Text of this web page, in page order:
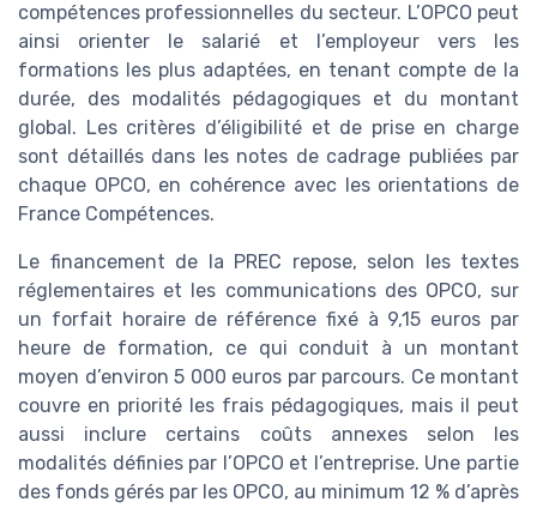
compétences professionnelles du secteur. L’OPCO peut
ainsi orienter le salarié et l’employeur vers les
formations les plus adaptées, en tenant compte de la
durée, des modalités pédagogiques et du montant
global. Les critères d’éligibilité et de prise en charge
sont détaillés dans les notes de cadrage publiées par
chaque OPCO, en cohérence avec les orientations de
France Compétences.
Le financement de la PREC repose, selon les textes
réglementaires et les communications des OPCO, sur
un forfait horaire de référence fixé à 9,15 euros par
heure de formation, ce qui conduit à un montant
moyen d’environ 5 000 euros par parcours. Ce montant
couvre en priorité les frais pédagogiques, mais il peut
aussi inclure certains coûts annexes selon les
modalités définies par l’OPCO et l’entreprise. Une partie
des fonds gérés par les OPCO, au minimum 12 % d’après